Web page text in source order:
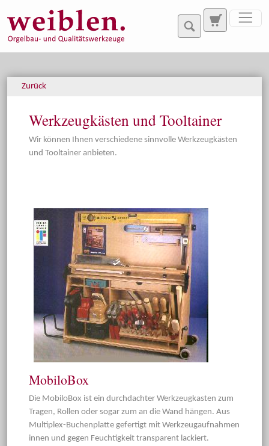
Zurück
Werkzeugkästen und Tooltainer
Wir können Ihnen verschiedene sinnvolle Werkzeugkästen
und Tooltainer anbieten.
MobiloBox
Die MobiloBox ist ein durchdachter Werkzeugkasten zum
Tragen, Rollen oder sogar zum an die Wand hängen. Aus
Multiplex-Buchenplatte gefertigt mit Werkzeugaufnahmen
innen und gegen Feuchtigkeit transparent lackiert.